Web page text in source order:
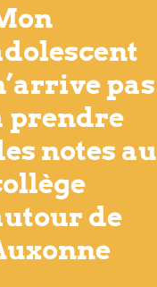
pas
prendre
notes au
de